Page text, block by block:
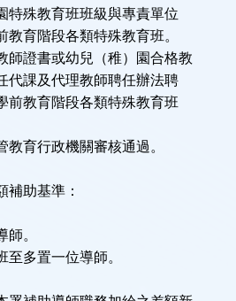
殊教育班班級與專責單位
育階段各類特殊教育班。
證書或幼兒（稚）園合格教
課及代理教師聘任辦法聘
教育階段各類特殊教育班
育行政機關審核通過。
補助基準：
。
多置一位導師。